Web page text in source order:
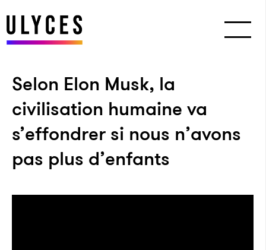
Selon Elon Musk, la
civilisation humaine va
s’effondrer si nous n’avons
pas plus d’enfants